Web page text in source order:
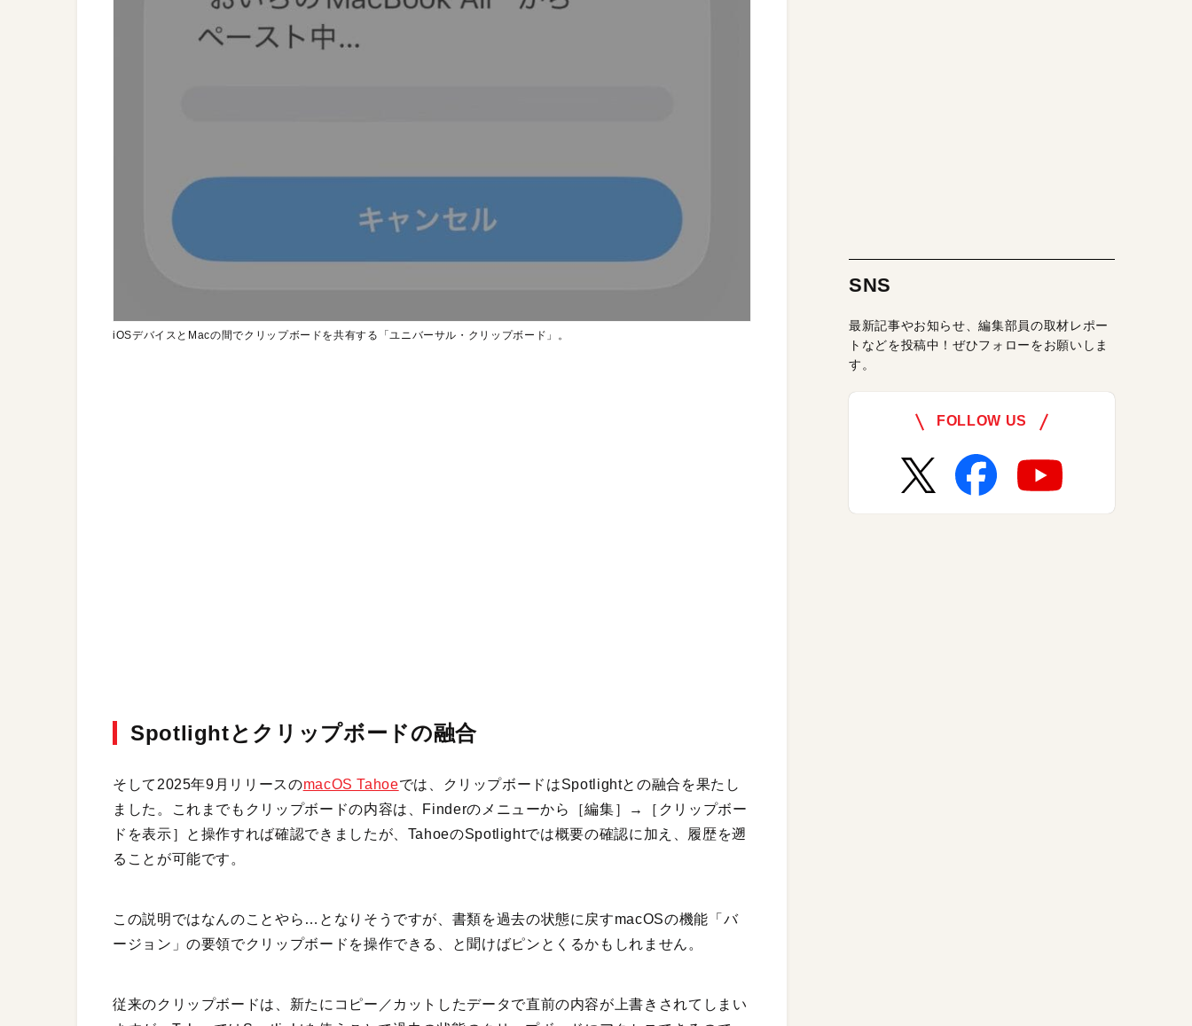
iOSデバイスとMacの間でクリップボードを共有する「ユニバーサル・クリップボード」。
Spotlightとクリップボードの融合
そして2025年9月リリースのmacOS Tahoeでは、クリップボードはSpotlightとの融合を果たし
ました。これまでもクリップボードの内容は、Finderのメニューから［編集］→［クリップボー
ドを表示］と操作すれば確認できましたが、TahoeのSpotlightでは概要の確認に加え、履歴を遡
ることが可能です。
この説明ではなんのことやら…となりそうですが、書類を過去の状態に戻すmacOSの機能「バ
ージョン」の要領でクリップボードを操作できる、と聞けばピンとくるかもしれません。
従来のクリップボードは、新たにコピー／カットしたデータで直前の内容が上書きされてしまい
SNS
最新記事やお知らせ、編集部員の取材レポー
トなどを投稿中！ぜひフォローをお願いしま
す。
FOLLOW US